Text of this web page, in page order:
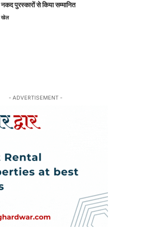
नकद पुरस्कारों से किया सम्मानित
खेल
- ADVERTISEMENT -